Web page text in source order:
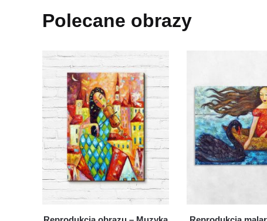
Polecane obrazy